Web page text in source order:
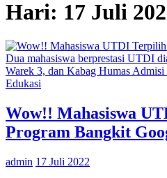
Hari: 17 Juli
Dua mahasiswa berprestasi UTDI
Warek 3, dan Kabag Humas Admisi
Edukasi
Wow!! Mahasiswa
Program Bangkit
admin 17 Juli 2022